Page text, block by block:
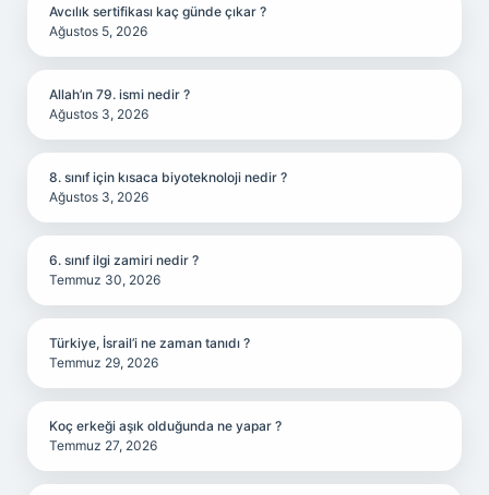
Avcılık sertifikası kaç günde çıkar ?
Ağustos 5, 2026
Allah’ın 79. ismi nedir ?
Ağustos 3, 2026
8. sınıf için kısaca biyoteknoloji nedir ?
Ağustos 3, 2026
6. sınıf ilgi zamiri nedir ?
Temmuz 30, 2026
Türkiye, İsrail’i ne zaman tanıdı ?
Temmuz 29, 2026
Koç erkeği aşık olduğunda ne yapar ?
Temmuz 27, 2026